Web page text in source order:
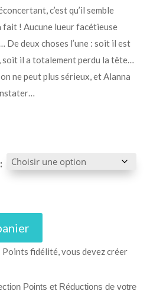
c’est qu’il semble
fait ! Aucune lueur facétieuse
De deux choses l’une : soit il est
soit il a totalement perdu la tête…
ne peut plus sérieux, et Alanna
Points fidélité, vous devez créer
Points et Réductions de votre